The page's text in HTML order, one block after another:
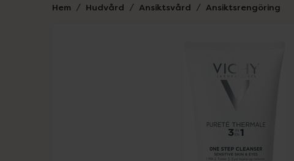
Hem Hudvård Ansiktsvård Ansiktsrengöring